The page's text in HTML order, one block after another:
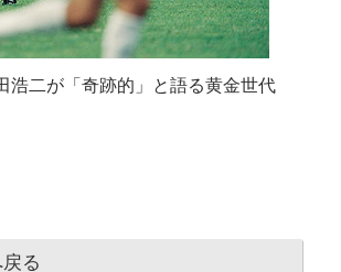
浩二が「奇跡的」と語る黄金世代
る